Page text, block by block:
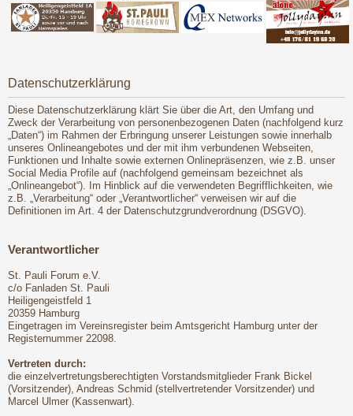
Datenschutzerklärung
Diese Datenschutzerklärung klärt Sie über die Art, den Umfang und
Zweck der Verarbeitung von personenbezogenen Daten (nachfolgend kurz
„Daten“) im Rahmen der Erbringung unserer Leistungen sowie innerhalb
unseres Onlineangebotes und der mit ihm verbundenen Webseiten,
Funktionen und Inhalte sowie externen Onlinepräsenzen, wie z.B. unser
Social Media Profile auf (nachfolgend gemeinsam bezeichnet als
„Onlineangebot“). Im Hinblick auf die verwendeten Begrifflichkeiten, wie
z.B. „Verarbeitung“ oder „Verantwortlicher“ verweisen wir auf die
Definitionen im Art. 4 der Datenschutzgrundverordnung (DSGVO).
Verantwortlicher
St. Pauli Forum e.V.
c/o Fanladen St. Pauli
Heiligengeistfeld 1
20359 Hamburg
Eingetragen im Vereinsregister beim Amtsgericht Hamburg unter der
Registernummer 22098.
Vertreten durch:
die einzelvertretungsberechtigten Vorstandsmitglieder Frank Bickel
(Vorsitzender), Andreas Schmid (stellvertretender Vorsitzender) und
Marcel Ulmer (Kassenwart).